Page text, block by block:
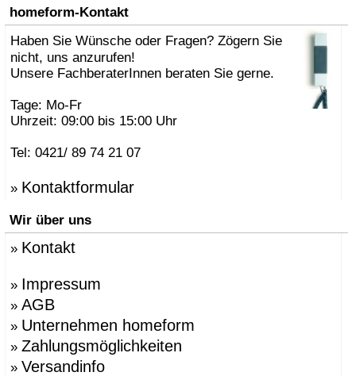
homeform-Kontakt
Haben Sie Wünsche oder Fragen? Zögern Sie
nicht, uns anzurufen!
Unsere FachberaterInnen beraten Sie gerne.
Tage: Mo-Fr
Uhrzeit: 09:00 bis 15:00 Uhr
Tel: 0421/ 89 74 21 07
» Kontaktformular
Wir über uns
» Kontakt
» Impressum
» AGB
» Unternehmen homeform
» Zahlungsmöglichkeiten
» Versandinfo